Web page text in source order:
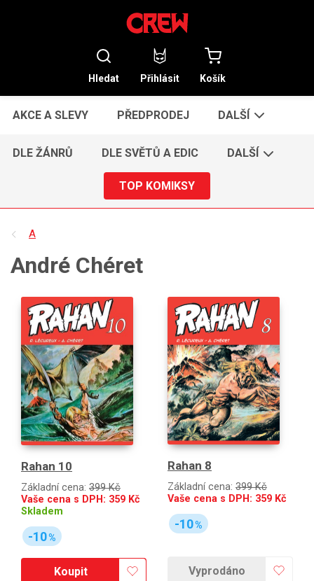
Hledat Přihlásit Košík
AKCE A SLEVY PŘEDPRODEJ DALŠÍ
DLE ŽÁNRŮ DLE SVĚTŮ A EDIC DALŠÍ
TOP KOMIKSY
A
André Chéret
Rahan 10
Základní cena: 399 Kč
Vaše cena s DPH: 359 Kč
Skladem
-10%
Koupit
Rahan 8
Základní cena: 399 Kč
Vaše cena s DPH: 359 Kč
-10%
Vyprodáno